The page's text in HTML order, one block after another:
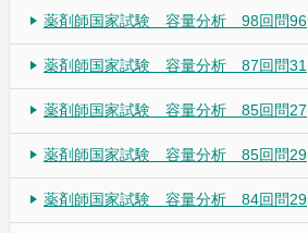
薬剤師国家試験 容量分析 98回問96
薬剤師国家試験 容量分析 87回問31
薬剤師国家試験 容量分析 85回問27
薬剤師国家試験 容量分析 85回問29
薬剤師国家試験 容量分析 84回問29